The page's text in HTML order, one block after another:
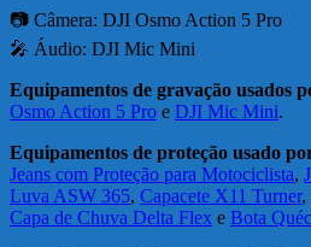
📷 Câmera: DJI Osmo Action 5 Pro
🎤 Áudio: DJI Mic Mini
Equipamentos de gravação usados
Osmo Action 5 Pro e DJI Mic Mini.
Equipamentos de proteção usado
Jeans com Proteção para Motociclista,
Luva ASW 365, Capacete X11 Turner,
Capa de Chuva Delta Flex e Bota